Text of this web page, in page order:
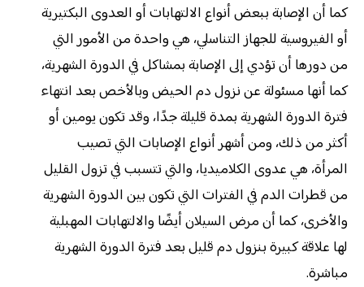
كما أن الإصابة ببعض أنواع الالتهابات أو العدوى البكتيرية
أو الفيروسية للجهاز التناسلي، هي واحدة من الأمور التي
من دورها أن تؤدي إلى الإصابة بمشاكل في الدورة الشهرية،
كما أنها مسئولة عن نزول دم الحيض وبالأخص بعد انتهاء
فترة الدورة الشهرية بمدة قليلة جدًا، وقد تكون يومين أو
أكثر من ذلك، ومن أشهر أنواع الإصابات التي تصيب
المرأة، هي عدوى الكلاميديا، والتي تتسبب في تزول القليل
من قطرات الدم في الفترات التي تكون بين الدورة الشهرية
والأخرى، كما أن مرض السيلان أيضًا والالتهابات المهبلية
لها علاقة كبيرة بنزول دم قليل بعد فترة الدورة الشهرية
مباشرة.